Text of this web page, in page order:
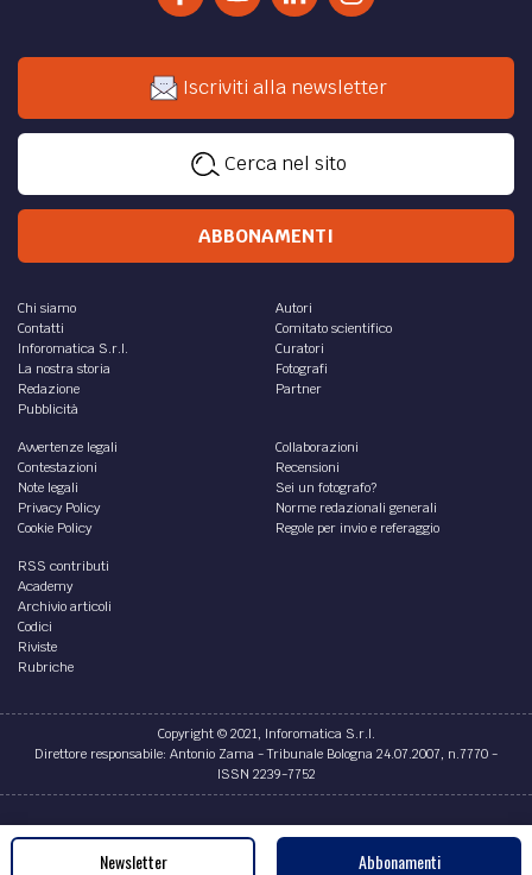
Iscriviti alla newsletter
Cerca nel sito
ABBONAMENTI
Chi siamo
Contatti
Inforomatica S.r.l.
La nostra storia
Redazione
Pubblicità
Autori
Comitato scientifico
Curatori
Fotografi
Partner
Avvertenze legali
Contestazioni
Note legali
Privacy Policy
Cookie Policy
Collaborazioni
Recensioni
Sei un fotografo?
Norme redazionali generali
Regole per invio e referaggio
RSS contributi
Academy
Archivio articoli
Codici
Riviste
Rubriche
Copyright © 2021, Inforomatica S.r.l.
Direttore responsabile: Antonio Zama - Tribunale Bologna 24.07.2007, n.7770 -
ISSN 2239-7752
Credits
Newsletter Abbonamenti